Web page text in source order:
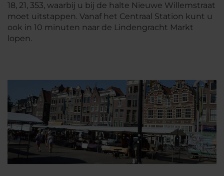
18, 21, 353, waarbij u bij de halte Nieuwe Willemstraat
moet uitstappen. Vanaf het Centraal Station kunt u
ook in 10 minuten naar de Lindengracht Markt
lopen.